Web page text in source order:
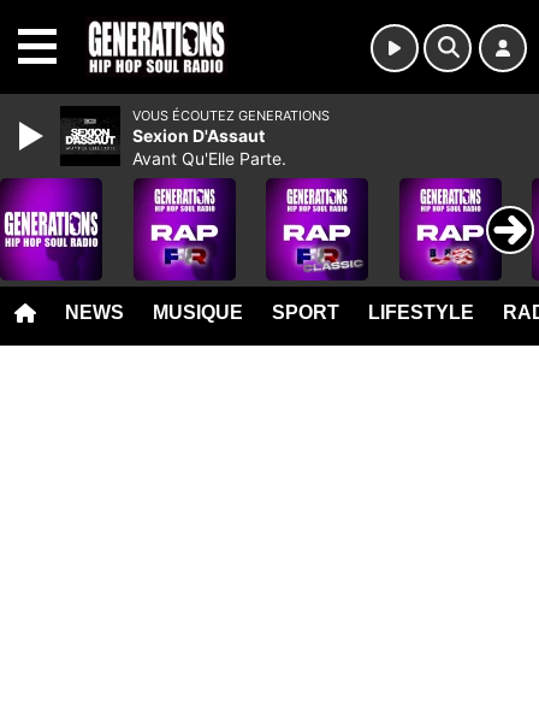
NEWS MUSIQUE SPORT LIFESTYLE
VOUS ÉCOUTEZ GENERATIONS
Sexion D'Assaut
Avant Qu'Elle Parte.